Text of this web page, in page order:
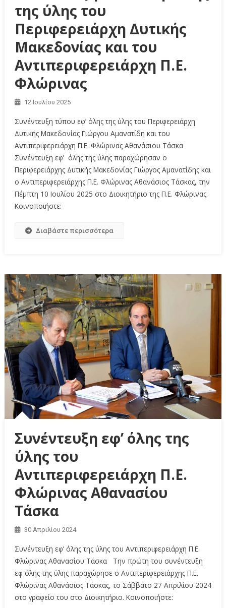
της ύλης του
Περιφερειάρχη Δυτικής
Μακεδονίας και του
Αντιπεριφερειάρχη Π.Ε.
Φλώρινας
12 Ιουλίου 2025
Συνέντευξη τύπου εφ’ όλης της ύλης του Περιφερειάρχη
Δυτικής Μακεδονίας Γιώργου Αμανατίδη και του
Αντιπεριφερειάρχη Π.Ε. Φλώρινας Αθανάσιου Τάσκα
Συνέντευξη εφ’ όλης της ύλης παραχώρησαν ο
Περιφερειάρχης Δυτικής Μακεδονίας Γιώργος Αμανατίδης και
ο Αντιπεριφερειάρχης Π.Ε. Φλώρινας Αθανάσιος Τάσκας, την
Πέμπτη 10 Ιουλίου 2025 στο Διοικητήριο της Π.Ε. Φλώρινας.
Κοινοποιήστε:
Διαβάστε περισσότερα
Συνέντευξη εφ’ όλης της
ύλης του
Αντιπεριφερειάρχη Π.Ε.
Φλώρινας Αθανασίου
Τάσκα
30 Απριλίου 2024
Συνέντευξη εφ’ όλης της ύλης του Αντιπεριφερειάρχη Π.Ε.
Φλώρινας Αθανασίου Τάσκα Την πρώτη του συνέντευξη
εφ όλης της ύλης παραχώρησε ο Αντιπεριφερειάρχης Π.Ε.
Φλώρινας Αθανάσιος Τάσκας, το Σάββατο 27 Απριλίου 2024
στο γραφείο του στο Διοικητήριο. Κοινοποιήστε: